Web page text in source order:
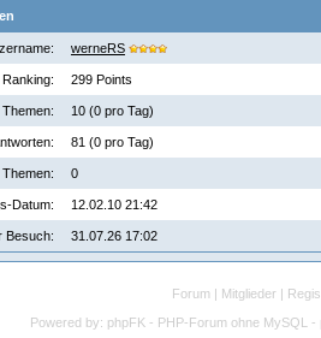
werneRS
Ranking: 299 Points
Themen: 10 (0 pro Tag)
81 (0 pro Tag)
0
Datum: 12.02.10 21:42
Besuch: 31.07.26 17:02
Forum | Mitglieder |
Powered by: phpFK - PHP-Forum ohne MySQL -